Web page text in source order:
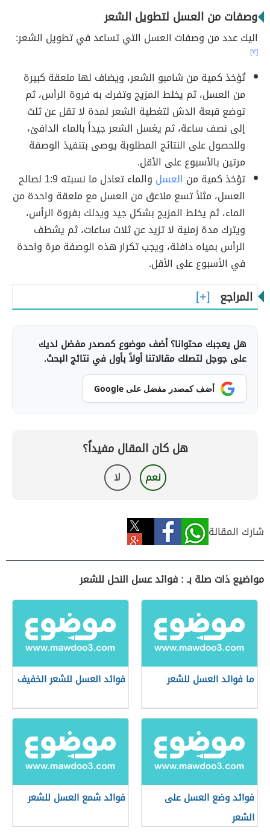
وصفات من العسل لتطويل الشعر
اليك عدد من وصفات العسل التي تساعد في تطويل الشعر:
[٣]
تُؤخذ كمية من شامبو الشعر، ويضاف لها ملعقة كبيرة
من العسل، ثم يخلط المزيج وتفرك به فروة الرأس، ثم
توضع قبعة الدش لتغطية الشعر لمدة لا تقل عن ثلث
إلى نصف ساعة، ثم يغسل الشعر جيداً بالماء الدافئ،
وللحصول على النتائج المطلوبة يوصى بتنفيذ الوصفة
مرتين بالأسبوع على الأقل.
تؤخذ كمية من العسل
والماء تعادل ما نسبته 1:9 لصالح
العسل، مثلاً تسع ملاعق من العسل مع ملعقة واحدة من
الماء، ثم يخلط المزيج بشكل جيد ويدلك بفروة الرأس،
ويترك مدة زمنية لا تزيد عن ثلاث ساعات، ثم يشطف
الرأس بمياه دافئة، ويجب تكرار هذه الوصفة مرة واحدة
في الأسبوع على الأقل.
المراجع
هل يعجبك محتوانا؟ أضف موضوع كمصدر مفضل لديك
على جوجل لتصلك مقالاتنا أولاً بأول في نتائج البحث.
أضف كمصدر مفضل على Google
هل كان المقال مفيداً؟
نعم لا
شارك المقالة
مواضيع ذات صلة بـ : فوائد عسل النحل للشعر
ما فوائد العسل للشعر فوائد العسل للشعر الخفيف
فوائد وضع العسل على
الشعر
فوائد شمع العسل للشعر